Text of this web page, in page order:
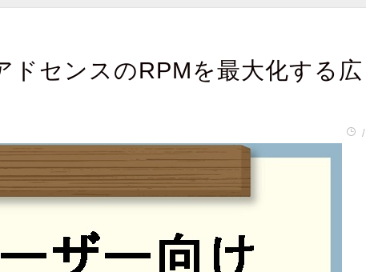
ドセンスのRPMを最大化する広
/